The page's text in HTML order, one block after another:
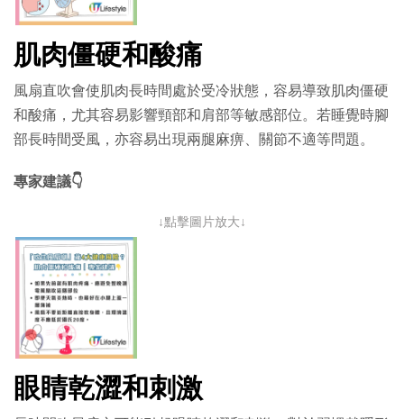
肌肉僵硬和酸痛
風扇直吹會使肌肉長時間處於受冷狀態，容易導致肌肉僵硬
和酸痛，尤其容易影響頸部和肩部等敏感部位。若睡覺時腳
部長時間受風，亦容易出現兩腿麻痹、關節不適等問題。
專家建議👇
↓點擊圖片放大↓
眼睛乾澀和刺激